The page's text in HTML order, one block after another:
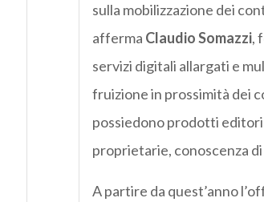
sulla mobilizzazione dei
afferma Claudio Somazzi,
servizi digitali allargati e
fruizione in prossimità dei
possiedono prodotti
proprietarie, conoscenza
A partire da quest’anno